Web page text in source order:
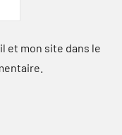
et mon site dans le